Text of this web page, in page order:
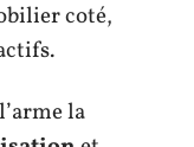
coté,
la